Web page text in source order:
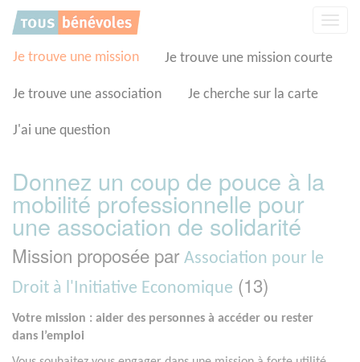
Je trouve une mission Je trouve une mission courte
Je trouve une association Je cherche sur la carte
J'ai une question
Donnez un coup de pouce à la
mobilité professionnelle pour
une association de solidarité
Mission proposée par Association pour le
Droit à l'Initiative Economique (13)
Votre mission : aider des personnes à accéder ou rester
dans l’emploi
Panneau de gestion des cookies